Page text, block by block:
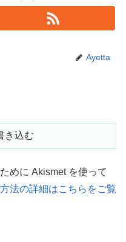
Ayetta
き込む
めに Akismet を使って
法の詳細はこちらをご覧